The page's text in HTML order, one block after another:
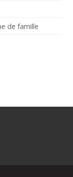
de famille